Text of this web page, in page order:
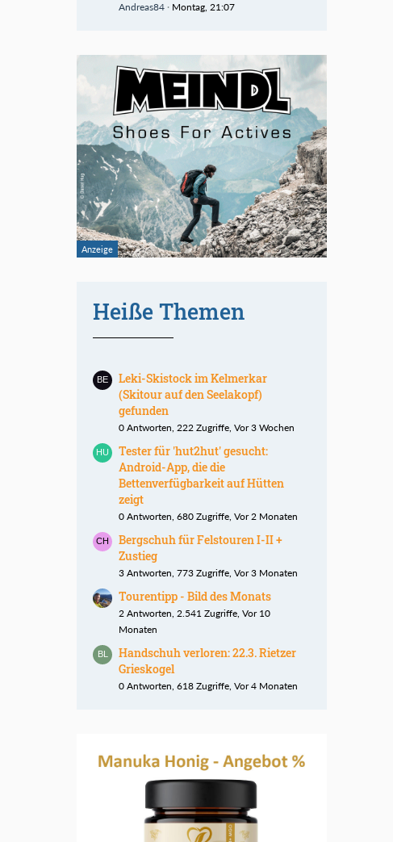
Andreas84 Montag, 21:07
Heiße Themen
Leki-Skistock im Kelmerkar
(Skitour auf den Seelakopf)
gefunden
0 Antworten, 222 Zugriffe, Vor 3 Wochen
Tester für 'hut2hut' gesucht:
Android-App, die die
Bettenverfügbarkeit auf Hütten
zeigt
0 Antworten, 680 Zugriffe, Vor 2 Monaten
Bergschuh für Felstouren I-II +
Zustieg
3 Antworten, 773 Zugriffe, Vor 3 Monaten
Tourentipp - Bild des Monats
2 Antworten, 2.541 Zugriffe, Vor 10
Monaten
Handschuh verloren: 22.3. Rietzer
Grieskogel
0 Antworten, 618 Zugriffe, Vor 4 Monaten